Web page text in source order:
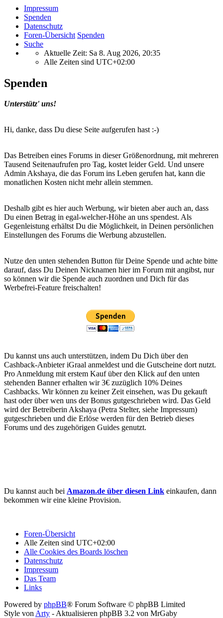
Impressum
Spenden
Datenschutz
Foren-Übersicht Spenden
Suche
Aktuelle Zeit: Sa 8. Aug 2026, 20:35
Alle Zeiten sind UTC+02:00
Spenden
Unterstütz' uns!
Hi, danke, dass Du diese Seite aufgerufen hast :-)
Das Betreiben eines Forums in dieser Größenordnung, mit mehreren
Tausend Seitenaufrufen pro Tag, kostet leider Geld. Und unsere
Admin Akshaya, die das Forum ins Leben gerufen hat, kann die
monatlichen Kosten nicht mehr allein stemmen.
Deshalb gibt es hier auch Werbung, wir bieten aber auch an, dass
Du einen Betrag in egal-welcher-Höhe an uns spendest. Als
Gegenleistung erhältst Du die Möglichkeit, in Deinen persönlichen
Einstellungen des Forums die Werbung abzustellen.
Nutze den unten stehenden Button für Deine Spende und achte bitte
darauf, dass Du Deinen Nicknamen hier im Forum mit angibst, nur
so können wir die Spende auch zuordnen und Dich für das
Werbefrei-Feature freischalten!
Du kannst uns auch unterstützen, indem Du Dich über den
Cashback-Anbieter iGraal anmeldest und die Gutscheine dort nutzt.
Pro Anmeldung mit erstem Kauf über den Klick auf den unten
stehenden Banner erhalten wir 3€ zuzüglich 10% Deines
Cashbacks. Wir können zu keiner Zeit einsehen, was Du gekauft
hast oder über wen uns der Bonus gutgeschrieben wird. Das Geld
wird der Betreiberin Akshaya (Petra Stelter, siehe Impressum)
gutgeschrieben und die Erlöse werden für den Betrieb dieses
Forums und des zugehörigen Guides genutzt.
Du kannst auch bei Amazon.de über diesen Link einkaufen, dann
bekommen wir eine kleine Provision.
Foren-Übersicht
Alle Zeiten sind UTC+02:00
Alle Cookies des Boards löschen
Datenschutz
Impressum
Das Team
Links
Powered by phpBB® Forum Software © phpBB Limited
Style vonArty - Aktualisieren phpBB 3.2 von MrGaby